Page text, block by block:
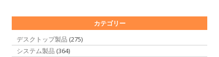
カテゴリー
デスクトップ製品 (275)
システム製品 (364)